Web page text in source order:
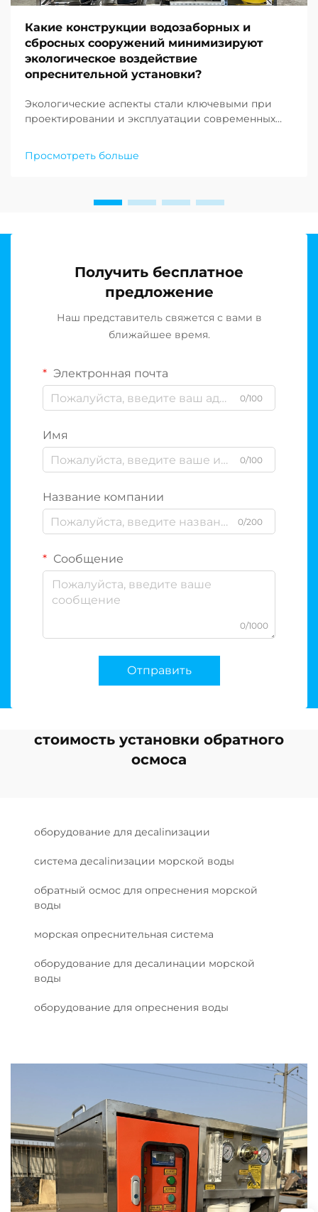
Какие конструкции водозаборных и
сбросных сооружений минимизируют
экологическое воздействие
опреснительной установки?
Экологические аспекты стали ключевыми при
проектировании и эксплуатации современных
мере того как нехватка пресной воды продолжает
ставить под угрозу сообщества по всему земному
Просмотреть больше
Получить бесплатное
предложение
Наш представитель свяжется с вами в
ближайшее время.
Электронная почта
0/100
Имя
0/100
Название компании
0/200
Сообщение
0/1000
Отправить
стоимость установки обратного
осмоса
оборудование для десalinизации
система десalinизации морской воды
обратный осмос для опреснения морской
воды
морская опреснительная система
оборудование для десалинации морской
воды
оборудование для опреснения воды